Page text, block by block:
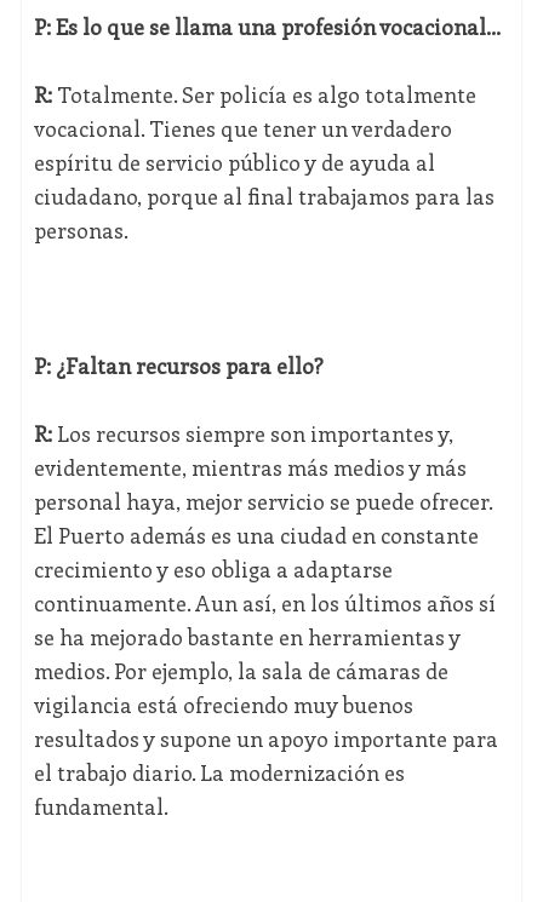
P: Es lo que se llama una profesión vocacional...
R: Totalmente. Ser policía es algo totalmente
vocacional. Tienes que tener un verdadero
espíritu de servicio público y de ayuda al
ciudadano, porque al final trabajamos para las
personas.
P: ¿Faltan recursos para ello?
R: Los recursos siempre son importantes y,
evidentemente, mientras más medios y más
personal haya, mejor servicio se puede ofrecer.
El Puerto además es una ciudad en constante
crecimiento y eso obliga a adaptarse
continuamente. Aun así, en los últimos años sí
se ha mejorado bastante en herramientas y
medios. Por ejemplo, la sala de cámaras de
vigilancia está ofreciendo muy buenos
resultados y supone un apoyo importante para
el trabajo diario. La modernización es
fundamental.